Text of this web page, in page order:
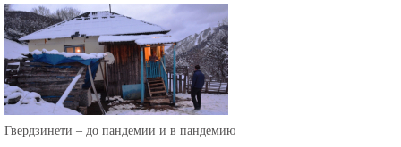
Гвердзинети – до пандемии и в пандемию